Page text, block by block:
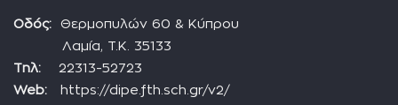
Οδός: Θερμοπυλών 60 & Κύπρου
Λαμία, Τ.Κ. 35133
Τηλ: 22313-52723
Web: https://dipe.fth.sch.gr/v2/